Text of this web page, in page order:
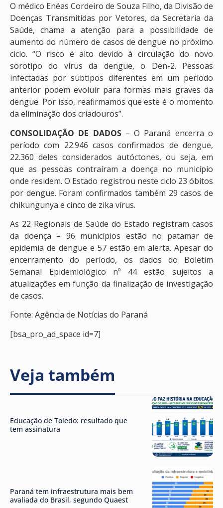
O médico Enéas Cordeiro de Souza Filho, da Divisão de
Doenças Transmitidas por Vetores, da Secretaria da
Saúde, chama a atenção para a possibilidade de
aumento do número de casos de dengue no próximo
ciclo. “O risco é alto devido à circulação do novo
sorotipo do vírus da dengue, o Den-2. Pessoas
infectadas por subtipos diferentes em um período
anterior podem evoluir para formas mais graves da
dengue. Por isso, reafirmamos que este é o momento
da eliminação dos criadouros”.
CONSOLIDAÇÃO DE DADOS – O Paraná encerra o
período com 22.946 casos confirmados de dengue,
22.360 deles considerados autóctones, ou seja, em
que as pessoas contraíram a doença no município
onde residem. O Estado registrou neste ciclo 23 óbitos
por dengue. Foram confirmados também 29 casos de
chikungunya e cinco de zika vírus.
As 22 Regionais de Saúde do Estado registram casos
da doença – 96 municípios estão no patamar de
epidemia de dengue e 57 estão em alerta. Apesar do
encerramento do período, os dados do Boletim
Semanal Epidemiológico nº 44 estão sujeitos a
atualizações em função da finalização de investigação
de casos.
Fonte: Agência de Notícias do Paraná
[bsa_pro_ad_space id=7]
Veja também
Educação de Toledo: resultado que
tem assinatura
Paraná tem infraestrutura mais bem
avaliada do Brasil, segundo Quaest